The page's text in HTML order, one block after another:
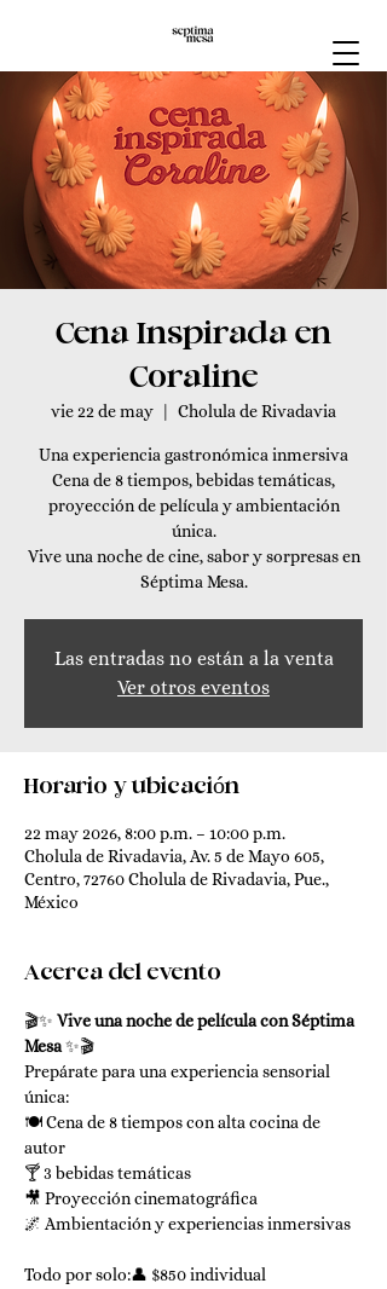
Cena Inspirada en
Coraline
vie 22 de may Cholula de Rivadavia
Una experiencia gastronómica inmersiva
Cena de 8 tiempos, bebidas temáticas,
proyección de película y ambientación
única.
Vive una noche de cine, sabor y sorpresas en
Séptima Mesa.
Las entradas no están a la venta
Ver otros eventos
Horario y ubicación
22 may 2026, 8:00 p.m. – 10:00 p.m.
Cholula de Rivadavia, Av. 5 de Mayo 605,
Centro, 72760 Cholula de Rivadavia, Pue.,
México
Acerca del evento
🎬✨ Vive una noche de película con Séptima
Mesa ✨🎬
Prepárate para una experiencia sensorial
única:
🍽️ Cena de 8 tiempos con alta cocina de
autor
🍸 3 bebidas temáticas
🎥 Proyección cinematográfica
🌌 Ambientación y experiencias inmersivas
Todo por solo:👤 $850 individual